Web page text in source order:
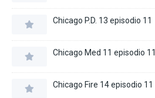
Chicago P.D. 13 episodio 11
Chicago Med 11 episodio 11
Chicago Fire 14 episodio 11